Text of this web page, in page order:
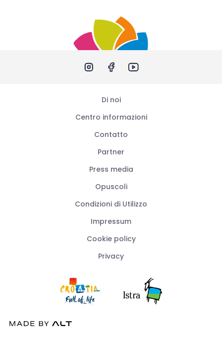
Di noi
Centro informazioni
Contatto
Partner
Press media
Opuscoli
Condizioni di Utilizzo
Impressum
Cookie policy
Privacy